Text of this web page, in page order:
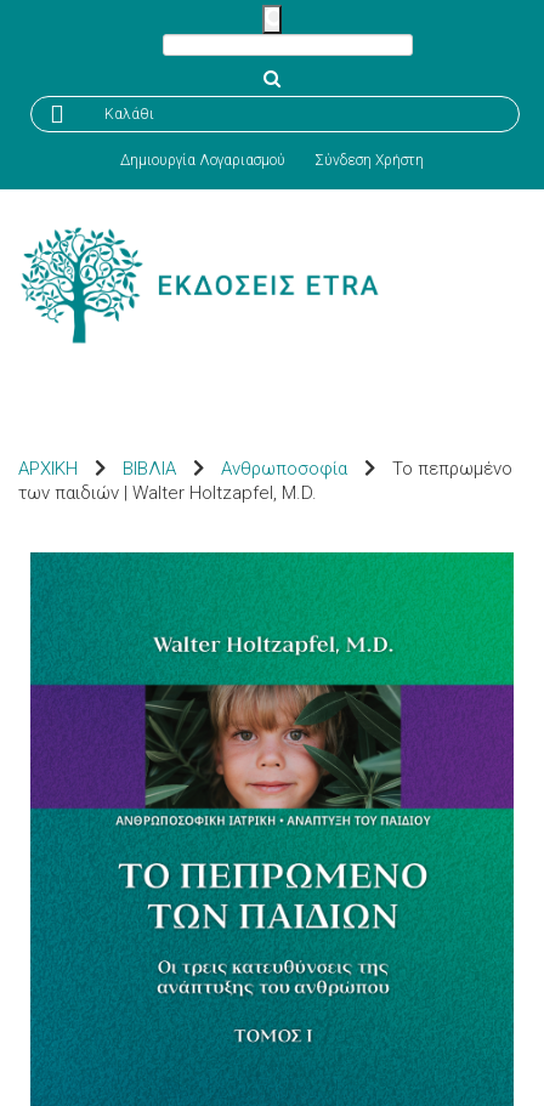
 Καλάθι
Δημιουργία Λογαριασμού Σύνδεση Χρήστη
ΑΡΧΙΚΗ ΒΙΒΛΙΑ Ανθρωποσοφία
Το πεπρωμένο
των παιδιών | Walter Holtzapfel, M.D.